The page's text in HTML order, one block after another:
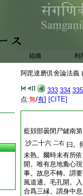
組織 利
阿毘達磨倶舍論法義
333 334 335
点:無/有] [CITE]
藍頞部曇閉尸鍵南
沙二十六 二右 曰。
未熟。爾時未有所
開。唯有息地麁心
事。故息不轉。謂
風道通。毛孔開。
合爲三縁。謂身中